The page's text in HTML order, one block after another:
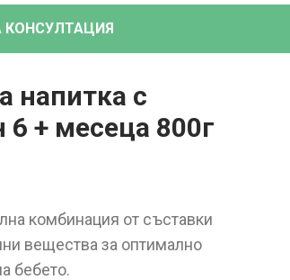
КОНСУЛТАЦИЯ
напитка с
+ месеца 800г
комбинация от съставки
вещества за оптимално
бебето.